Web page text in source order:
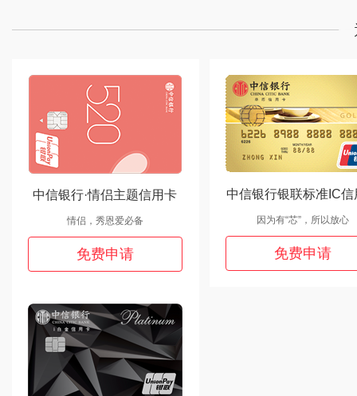
中信银行·情侣主题信用卡
情侣，秀恩爱必备
免费申请
中信银行银联标准IC信
因为有“芯”，所以放心
免费申请